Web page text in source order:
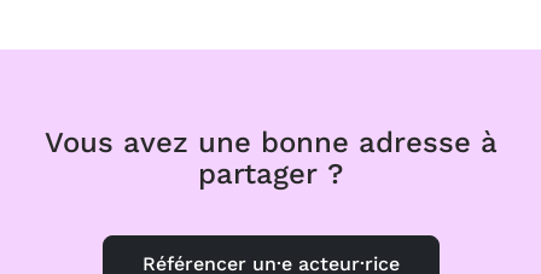
Vous avez une bonne adresse à
partager ?
Référencer un·e acteur·rice